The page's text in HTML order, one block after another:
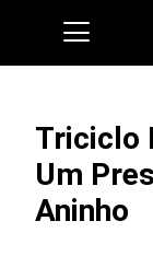
Triciclo
Um
Aninho